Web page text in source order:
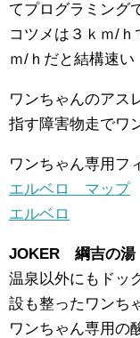
てプログラミング
コツメは３ｋｍ/
ｍ/ｈだと結構速い
ワンちゃんのアス
指す障害物走でワ
ワンちゃん専用
エルベロ マップ
エルベロ
JOKER 綱吉の湯
温泉以外にもドッ
設も整ったワンち
ワンちゃん専用の